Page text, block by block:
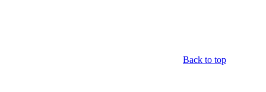
Back to top